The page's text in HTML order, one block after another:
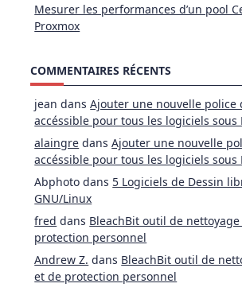
Mesurer les performances d’un pool
Proxmox
COMMENTAIRES RÉCENTS
jean dansAjouter une nouvelle police
accéssible pour tous les logiciels sous
alaingre dansAjouter une nouvelle
accéssible pour tous les logiciels sous
Abphoto dans 5 Logiciels de Dessin
GNU/Linux
fred dans BleachBit outil de
protection personnel
Andrew Z. dans BleachBit outil de
et de protection personnel